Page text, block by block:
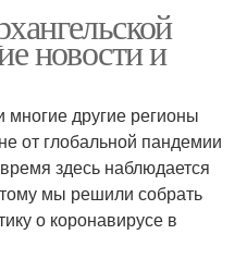
новости и
многие другие регионы
от глобальной пандемии
здесь наблюдается
мы решили собрать
о коронавирусе в